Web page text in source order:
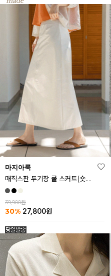
마지아룩
매직스판 두기장 쿨 스커트(숏.기본ver)
39,900원
30% 27,800원